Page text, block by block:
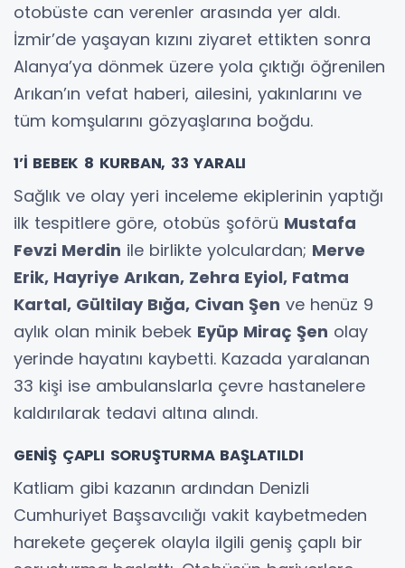
otobüste can verenler arasında yer aldı.
İzmir’de yaşayan kızını ziyaret ettikten sonra
Alanya’ya dönmek üzere yola çıktığı öğrenilen
Arıkan’ın vefat haberi, ailesini, yakınlarını ve
tüm komşularını gözyaşlarına boğdu.
1’İ BEBEK 8 KURBAN, 33 YARALI
Sağlık ve olay yeri inceleme ekiplerinin yaptığı
ilk tespitlere göre, otobüs şoförü Mustafa
Fevzi Merdin ile birlikte yolculardan; Merve
Erik, Hayriye Arıkan, Zehra Eyiol, Fatma
Kartal, Gültilay Bığa, Civan Şen ve henüz 9
aylık olan minik bebek Eyüp Miraç Şen olay
yerinde hayatını kaybetti. Kazada yaralanan
33 kişi ise ambulanslarla çevre hastanelere
kaldırılarak tedavi altına alındı.
GENİŞ ÇAPLI SORUŞTURMA BAŞLATILDI
Katliam gibi kazanın ardından Denizli
Cumhuriyet Başsavcılığı vakit kaybetmeden
harekete geçerek olayla ilgili geniş çaplı bir